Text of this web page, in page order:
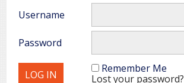
Username
Password
Remember Me
Lost your password?